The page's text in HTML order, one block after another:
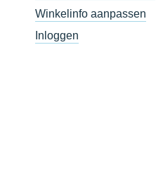
Winkelinfo aanpassen
Inloggen